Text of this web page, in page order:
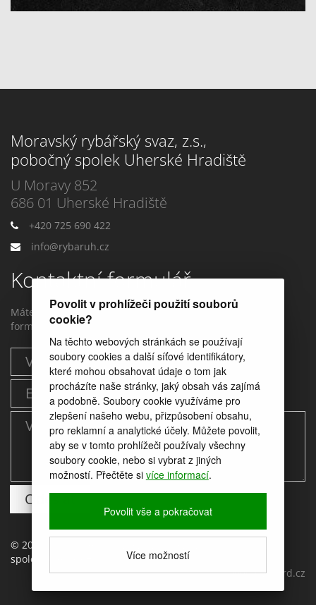
Povolit v prohlížeči použití souborů
cookie?
Na těchto webových stránkách se používají
soubory cookies a další síťové identifikátory,
které mohou obsahovat údaje o tom jak
procházíte naše stránky, jaký obsah vás zajímá
a podobně. Soubory cookie využíváme pro
zlepšení našeho webu, přizpůsobení obsahu,
pro reklamní a analytické účely. Můžete povolit,
aby se v tomto prohlížeči používaly všechny
soubory cookie, nebo si vybrat z jiných
možností. Přečtěte si více informací.
Povolit vše a pokračovat
Více možností
Moravský rybářský svaz, z.s.,
pobočný spolek Uherské Hradiště
U Moravy 852
686 01 Uherské Hradiště
+420 725 690 422
info@rybaruh.cz
Kontaktní formulář
Máte dotaz? Můžete nám napstat prostřednictvím tohoto
formuláře.
© 2017 provozuje Moravský Rybářský svaz, z.s., pobočný
spolek Uherské Hradiště
web by
icard.cz